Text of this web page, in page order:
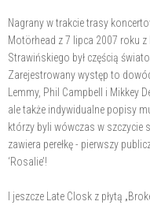
Nagrany w trakcie trasy
Motörhead z 7 lipca 2007 roku
Strawińskiego był częścią
Zarejestrowany występ to
Lemmy, Phil Campbell i Mikkey
ale także indywidualne popisy
którzy byli wówczas w szczycie
zawiera perełkę - pierwszy
‘Rosalie’!
I jeszcze Late Closk z płytą